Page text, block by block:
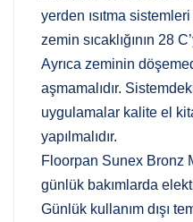
yerden ısıtma
zemin sıcaklığının 28
Ayrıca zeminin
aşmamalıdır.
uygulamalar kalite el
yapılmalıdır.
Floorpan Sunex Bronz
günlük bakımlarda
Günlük kullanım dışı